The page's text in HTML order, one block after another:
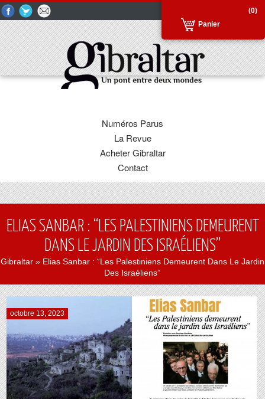
(0)
Panier
Numéros Parus
La Revue
Acheter Gibraltar
Contact
ELIAS SANBAR : “LES PALESTINIENS DEMEURENT
DANS LE JARDIN DES ISRAÉLIENS”
Gibraltar » Elias Sanbar : “Les Palestiniens Demeurent Dans Le Jardin
Des Israéliens”
octobre 13, 2023